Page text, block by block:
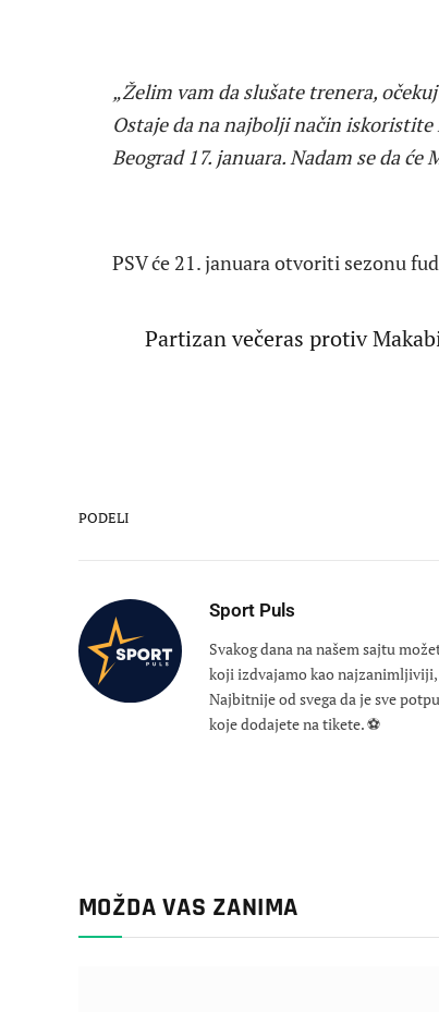
„Želim vam da slušate trenera,
Ostaje da na najbolji način
Beograd 17. januara. Nadam se da
PSV će 21. januara otvoriti sezonu
Partizan večeras protiv
PODELI
Sport Puls
Svakog dana na našem sajtu
koji izdvajamo kao najzanimljiviji,
Najbitnije od svega da je sve
koje dodajete na tikete. ⚽
MOŽDA VAS ZANIMA